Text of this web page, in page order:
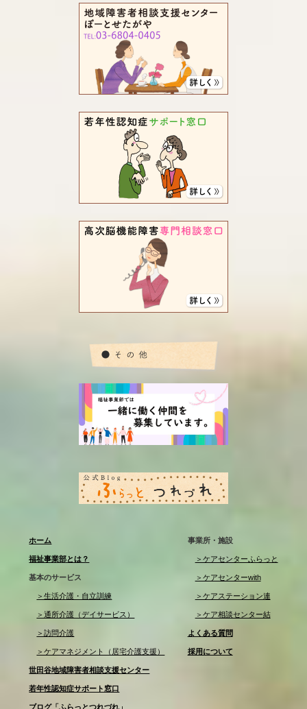
ホーム
福祉事業部とは？
基本のサービス
＞生活介護・自立訓練
＞通所介護（デイサービス）
＞訪問介護
＞ケアマネジメント（居宅介護支援）
事業所・施設
＞ケアセンターふらっと
＞ケアセンターwith
＞ケアステーション連
＞ケア相談センター結
よくある質問
採用について
世田谷地域障害者相談支援センター
若年性認知症サポート窓口
ブログ「ふらっとつれづれ」